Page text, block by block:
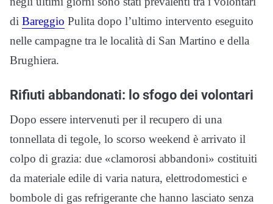
di Bareggio Pulita dopo l’ultimo intervento eseguito
nelle campagne tra le località di San Martino e della
Brughiera.
Rifiuti abbandonati: lo sfogo dei volontari
Dopo essere intervenuti per il recupero di una
tonnellata di tegole, lo scorso weekend è arrivato il
colpo di grazia: due «clamorosi abbandoni» costituiti
da materiale edile di varia natura, elettrodomestici e
bombole di gas refrigerante che hanno lasciato senza